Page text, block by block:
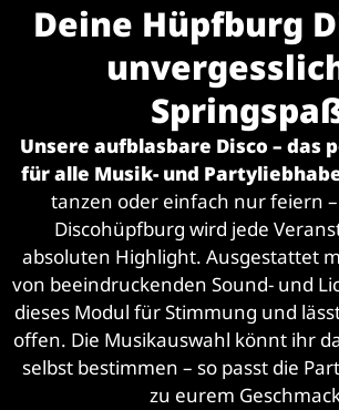
Deine Hüpfburg
Unsere aufblasbare Disco – das
für alle Musik- und
tanzen oder einfach nur feiern
Discohüpfburg wird jede
absoluten Highlight. Ausgestattet
von beeindruckenden Sound- und
dieses Modul für Stimmung und
offen. Die Musikauswahl könnt ihr
selbst bestimmen – so passt die
zu eurem